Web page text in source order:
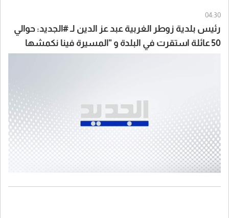
04:30
رئيس بلدية زوطر الغربية عبد عز الدين لـ #الجديد: حوالي
50 عائلة استقرت في البلدة و "المسيرة فينا نكمشها